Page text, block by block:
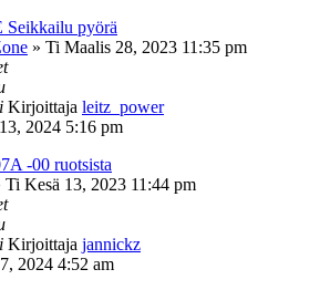
Seikkailu pyörä
» Ti Maalis 28, 2023 11:35 pm
Kirjoittaja leitz_power
2024 5:16 pm
-00 ruotsista
Ti Kesä 13, 2023 11:44 pm
Kirjoittaja jannickz
2024 4:52 am